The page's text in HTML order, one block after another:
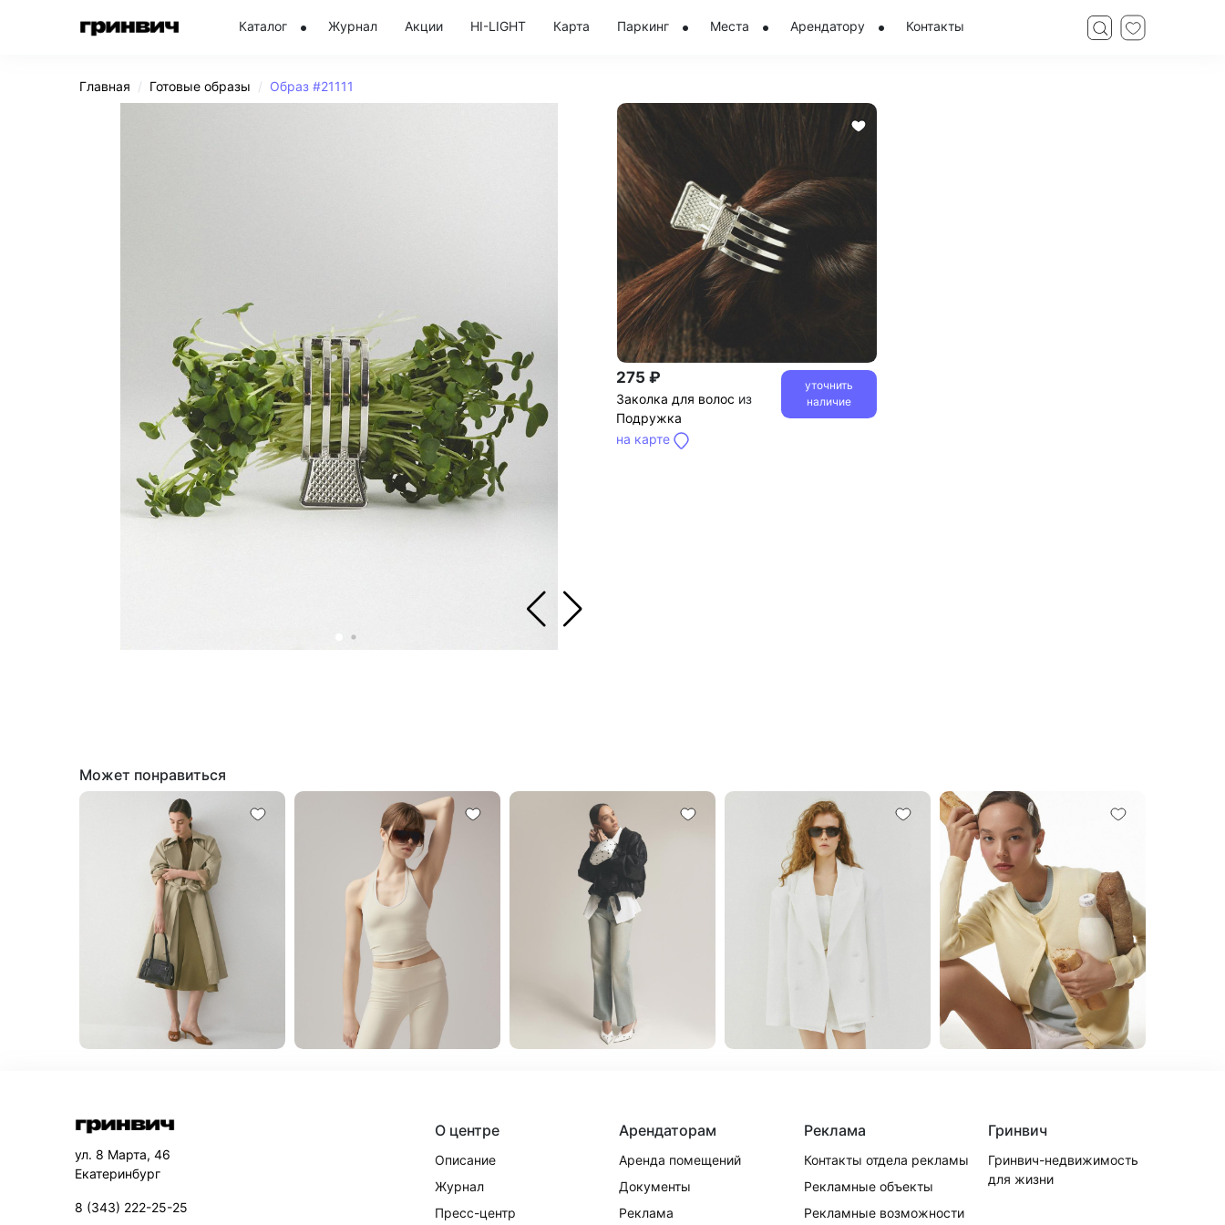
Каталог Журнал Акции HI-LIGHT Карта Паркинг Места Арендатору Контакты
Главная Готовые образы Образ #21111
275 ₽
Заколка для волос из
Подружка
на карте
уточнить
наличие
Может понравиться
ул. 8 Марта, 46
Екатеринбург
8 (343) 222-25-25
О центре
Описание
Журнал
Пресс-центр
Арендаторам
Аренда помещений
Документы
Реклама
Реклама
Контакты отдела рекламы
Рекламные объекты
Рекламные возможности
Гринвич
Гринвич-недвижимость
для жизни